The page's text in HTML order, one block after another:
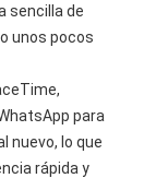
sencilla de
unos pocos
para
nuevo, lo que
rápida y